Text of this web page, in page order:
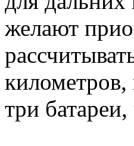
желают
три